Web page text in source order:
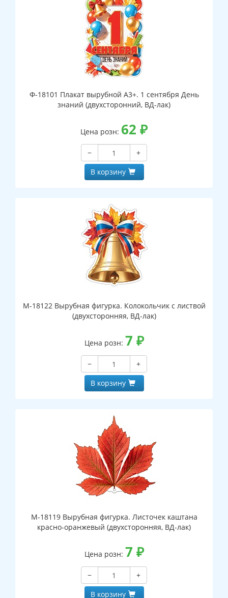
Ф-18101 Плакат вырубной А3+. 1 сентября День
знаний (двухсторонний, ВД-лак)
Цена розн: 62 ₽
−
+
В корзину
М-18122 Вырубная фигурка. Колокольчик с листвой
(двухсторонняя, ВД-лак)
Цена розн: 7 ₽
−
+
В корзину
М-18119 Вырубная фигурка. Листочек каштана
красно-оранжевый (двухсторонняя, ВД-лак)
Цена розн: 7 ₽
−
+
В корзину